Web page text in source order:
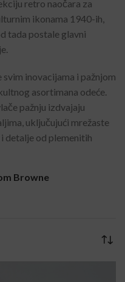
retro naočara za
ikonama 1940-ih,
tada postale glavni
inovacijama i pažnjom
asortimana odeće.
pažnju izdvajaju
uključujući mrežaste
detalje od plemenitih
Browne